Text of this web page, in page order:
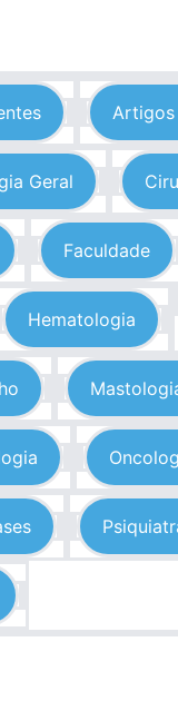
Geral
Faculdade
Hematologia